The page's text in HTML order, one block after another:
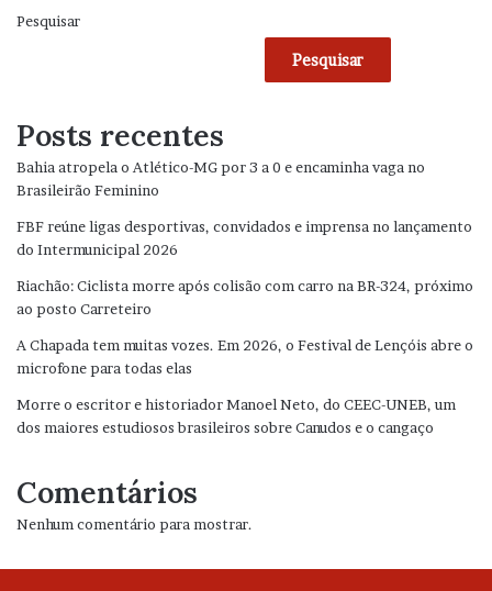
Pesquisar
Pesquisar
Posts recentes
Bahia atropela o Atlético-MG por 3 a 0 e encaminha vaga no
Brasileirão Feminino
FBF reúne ligas desportivas, convidados e imprensa no lançamento
do Intermunicipal 2026
Riachão: Ciclista morre após colisão com carro na BR-324, próximo
ao posto Carreteiro
A Chapada tem muitas vozes. Em 2026, o Festival de Lençóis abre o
microfone para todas elas
Morre o escritor e historiador Manoel Neto, do CEEC-UNEB, um
dos maiores estudiosos brasileiros sobre Canudos e o cangaço
Comentários
Nenhum comentário para mostrar.